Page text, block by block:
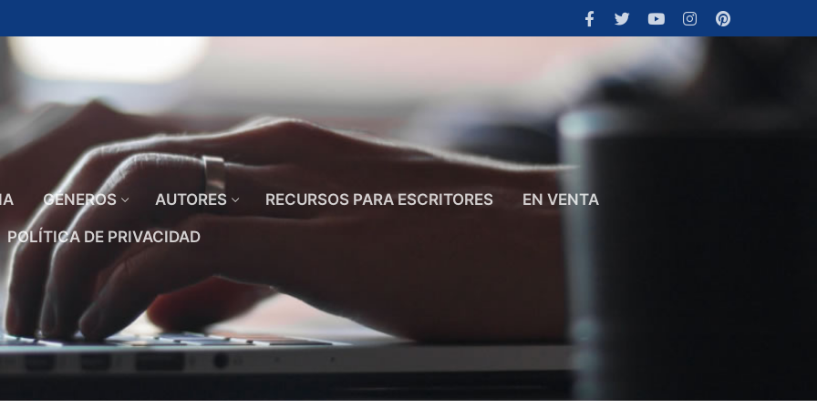
GÉNEROS AUTORES RECURSOS PARA ESCRITORES EN VENTA
POLÍTICA DE PRIVACIDAD